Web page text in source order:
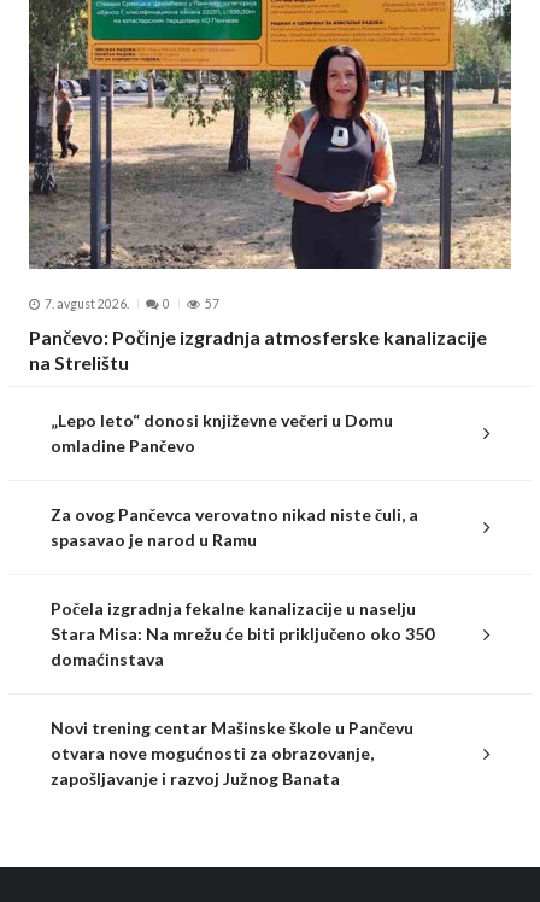
7. avgust 2026. 0 57
Pančevo: Počinje izgradnja atmosferske kanalizacije
na Strelištu
„Lepo leto“ donosi književne večeri u Domu
omladine Pančevo
Za ovog Pančevca verovatno nikad niste čuli, a
spasavao je narod u Ramu
Počela izgradnja fekalne kanalizacije u naselju
Stara Misa: Na mrežu će biti priključeno oko 350
domaćinstava
Novi trening centar Mašinske škole u Pančevu
otvara nove mogućnosti za obrazovanje,
zapošljavanje i razvoj Južnog Banata